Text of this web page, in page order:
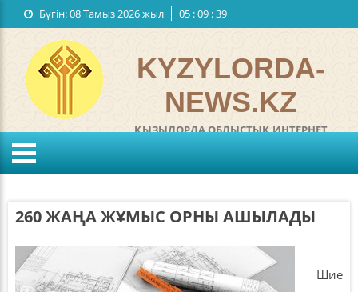
Бүгін:08 Тамыз 2026 жыл 05 :09 :40
Мемлекеттiк рәміздер
KYZYLORDA-
NEWS.KZ
ҚЫЗЫЛОРДА ОБЛЫСТЫҚ ИНТЕРНЕТ
Қысым:мм
260 ЖАҢА ЖҰМЫС ОРНЫ АШЫЛАДЫ
Шие